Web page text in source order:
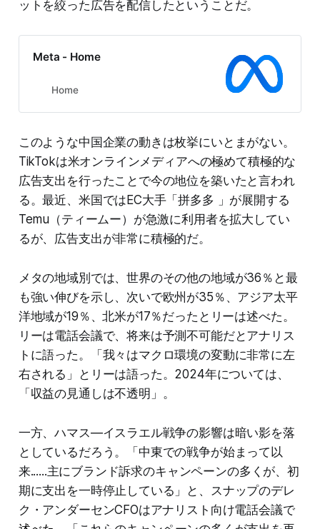
ットを絞った広告を配信したということだ。
Meta - Home
Home
このような中国企業の動きは枚挙にいとまがない。
TikTokは米オンラインメディアへの極めて積極的な
広告支出を行ったことで今の地位を築いたと言われ
る。最近、米国ではEC大手「拼多多 」が展開する
Temu（ティームー）が急激に利用者を拡大してい
るが、広告支出が非常に積極的だ。
メタの地域別では、世界のその他の地域が36％と最
も強い伸びを示し、次いで欧州が35％、アジア太平
洋地域が19％、北米が17％だったとリーは述べた。
リーは電話会議で、将来は予測不可能だとアナリス
トに語った。「我々はマクロ環境の変動に非常に左
右される」とリーは語った。2024年については、
「収益の見通しは不透明」。
一方、ハマス―イスラエル戦争の影響は暗い影を落
としているだろう。「中東での戦争が始まって以
来......主にブランド訴求のキャンペーンの多くが、初
期に支出を一時停止している」と、スナップのデレ
ク・アンダーセンCFOはアナリスト向け電話会議で